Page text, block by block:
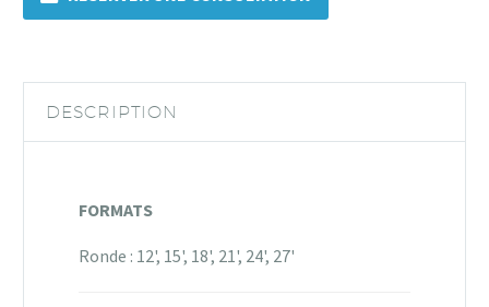
DESCRIPTION
FORMATS
Ronde : 12', 15', 18', 21', 24', 27'